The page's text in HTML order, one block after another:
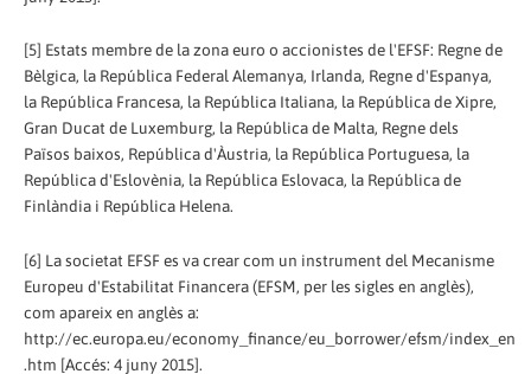
[5] Estats membre de la zona euro o accionistes de l'EFSF: Regne de
Bèlgica, la República Federal Alemanya, Irlanda, Regne d'Espanya,
la República Francesa, la República Italiana, la República de Xipre,
Gran Ducat de Luxemburg, la República de Malta, Regne dels
Països baixos, República d'Àustria, la República Portuguesa, la
República d'Eslovènia, la República Eslovaca, la República de
Finlàndia i República Helena.
[6] La societat EFSF es va crear com un instrument del Mecanisme
Europeu d'Estabilitat Financera (EFSM, per les sigles en anglès),
com apareix en anglès a:
http://ec.europa.eu/economy_finance/eu_borrower/efsm/index_en
.htm [Accés: 4 juny 2015].